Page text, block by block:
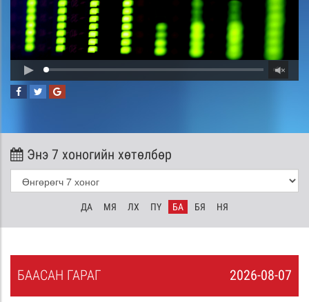
Энэ 7 хоногийн хөтөлбөр
ДА МЯ ЛХ ПҮ БА БЯ НЯ
2026-08-07
БААСАН ГАРАГ